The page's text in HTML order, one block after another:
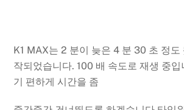
K1 MAX는 2 분이 늦은 4 분 30 초 정도
작되었습니다. 100 배 속도로 재생 중입
기 편하게 시간을 좀